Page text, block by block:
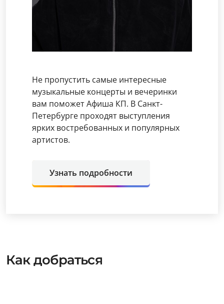
Не пропустить самые интересные
музыкальные концерты и вечеринки
вам поможет Афиша КП. В Санкт-
Петербурге проходят выступления
ярких востребованных и популярных
артистов.
Узнать подробности
Как добраться